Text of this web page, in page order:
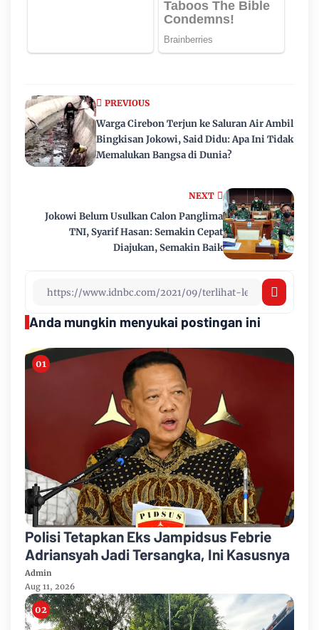
NEXT
Jokowi Belum Usulkan Calon Panglima
TNI, Syarif Hasan: Semakin Cepat
Diajukan, Semakin Baik
PREVIOUS
Warga Cirebon Terjun ke Saluran Air Ambil
Bingkisan Jokowi, Said Didu: Apa Ini Tidak
Memalukan Bangsa di Dunia?
Anda mungkin menyukai postingan ini
Polisi Tetapkan Eks Jampidsus Febrie
Adriansyah Jadi Tersangka, Ini Kasusnya
Admin
Aug 11, 2026